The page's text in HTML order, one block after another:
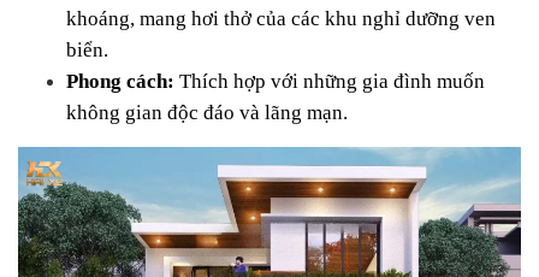
khoáng, mang hơi thở của các khu nghỉ dưỡng ven
biển.
Phong cách: Thích hợp với những gia đình muốn
không gian độc đáo và lãng mạn.